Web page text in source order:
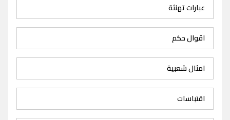
عبارات تهنئة
اقوال حكم
امثال شعبية
اقتباسات